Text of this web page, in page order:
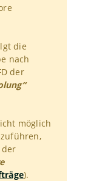
die
nach
der
möglich
).